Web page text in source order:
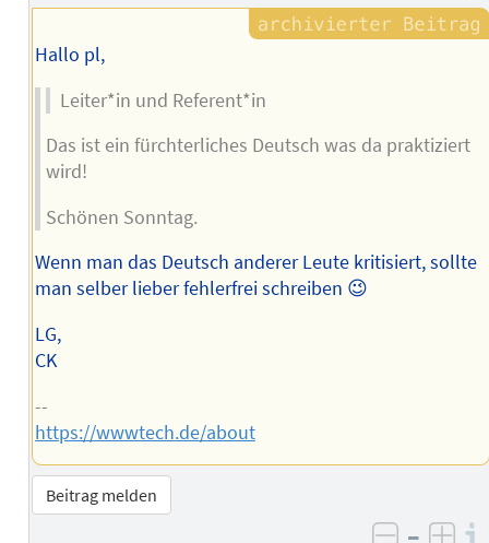
Hallo pl,
Leiter*in und Referent*in
Das ist ein fürchterliches Deutsch was da praktiziert
wird!
Schönen Sonntag.
Wenn man das Deutsch anderer Leute kritisiert, sollte
man selber lieber fehlerfrei schreiben 😉
LG,
CK
--
https://wwwtech.de/about
Beitrag melden
–